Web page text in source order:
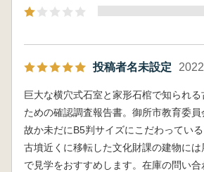
投稿者名未設定
巨大な横穴式石室と家形石棺で知られ
ための確認調査報告書。御所市教育委
故か未だにB5判サイズにこだわってい
古墳近くに移転した文化財課の建物に
で見学をおすすめします。在庫の問い合